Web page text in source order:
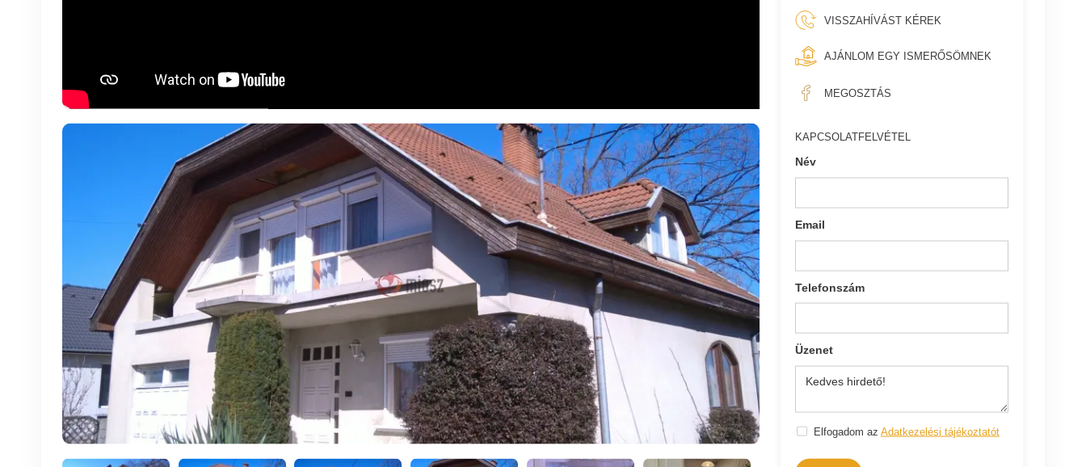
VISSZAHÍVÁST KÉREK
AJÁNLOM EGY ISMERŐSÖMNEK
MEGOSZTÁS
KAPCSOLATFELVÉTEL
Név
Email
Telefonszám
Üzenet
Elfogadom az Adatkezelési tájékoztatót